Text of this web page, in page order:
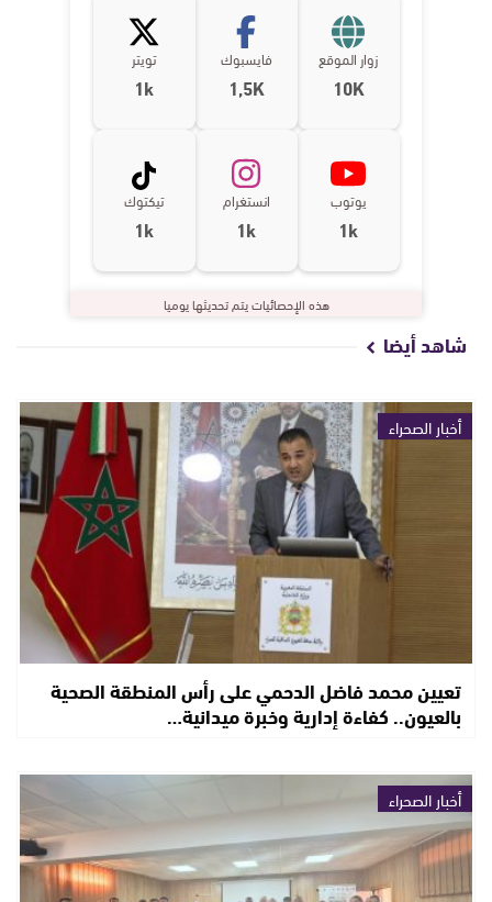
زوار الموقع
10K
فايسبوك
1,5K
تويتر
1k
يوتوب
1k
انستغرام
1k
تيكتوك
1k
هذه الإحصائيات يتم تحديثها يوميا
شاهد أيضا
أخبار الصحراء
تعيين محمد فاضل الدحمي على رأس المنطقة الصحية
بالعيون.. كفاءة إدارية وخبرة ميدانية…
أخبار الصحراء